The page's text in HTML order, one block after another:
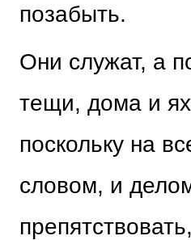
позабыть.
Они служат, а
тещи, дома и
поскольку на
словом, и